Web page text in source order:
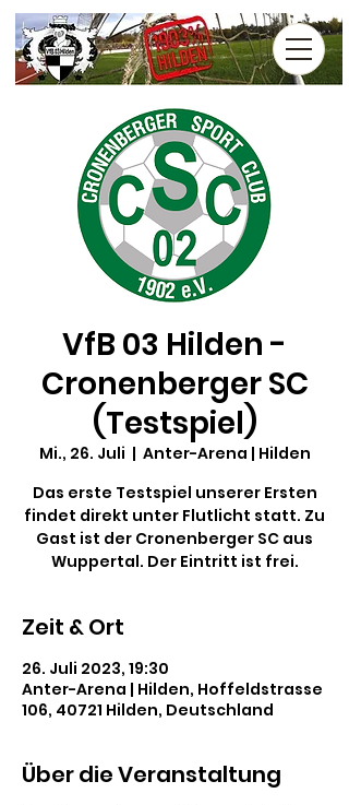
VfB 03 Hilden -
Cronenberger SC
(Testspiel)
Mi., 26. Juli
  |
Anter-Arena | Hilden
Das erste Testspiel unserer Ersten
findet direkt unter Flutlicht statt. Zu
Gast ist der Cronenberger SC aus
Wuppertal. Der Eintritt ist frei.
Zeit & Ort
26. Juli 2023, 19:30
Anter-Arena | Hilden, Hoffeldstrasse
106, 40721 Hilden, Deutschland
Über die Veranstaltung